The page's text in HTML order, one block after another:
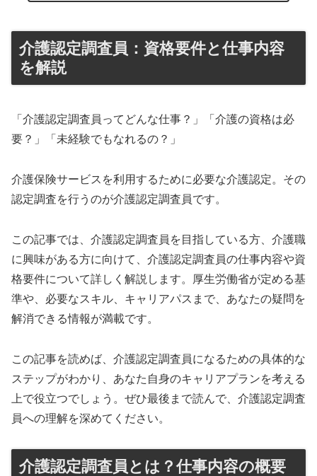
介護認定調査員：資格要件と仕事内容
を解説
「介護認定調査員ってどんな仕事？」「介護の資格は必
要？」「未経験でもなれるの？」
介護保険サービスを利用するために必要な介護認定。その
認定調査を行うのが介護認定調査員です。
この記事では、介護認定調査員を目指している方、介護職
に興味がある方に向けて、介護認定調査員の仕事内容や資
格要件について詳しく解説します。厚生労働省が定める基
準や、必要なスキル、キャリアパスまで、あなたの疑問を
解消できる情報が満載です。
この記事を読めば、介護認定調査員になるための具体的な
ステップがわかり、あなた自身のキャリアプランを考える
上で役立つでしょう。ぜひ最後まで読んで、介護認定調査
員への理解を深めてください。
介護認定調査員とは？仕事内容の概要